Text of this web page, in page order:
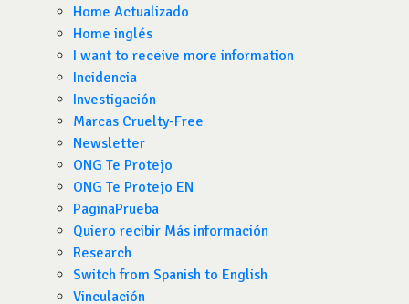
Home Actualizado
Home inglés
I want to receive more information
Incidencia
Investigación
Marcas Cruelty-Free
Newsletter
ONG Te Protejo
ONG Te Protejo EN
PaginaPrueba
Quiero recibir Más información
Research
Switch from Spanish to English
Vinculación